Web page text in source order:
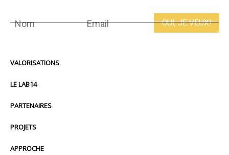
VALORISATIONS
LE LAB14
PARTENAIRES
PROJETS
APPROCHE